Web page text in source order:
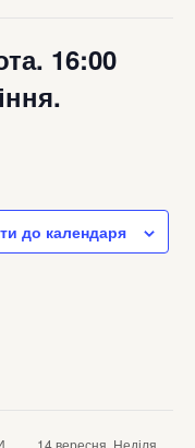
16:00
до календаря
14 вересня. Неділя.